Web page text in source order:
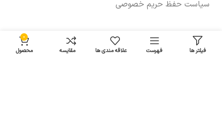
سیاست حفظ حریم خصوصی
خودروها
فیلتر ها فهرست علاقه مندی ها مقایسه
0
محصول